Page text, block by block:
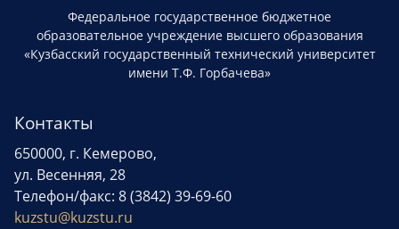
Федеральное государственное бюджетное
образовательное учреждение высшего образования
«Кузбасский государственный технический университет
имени Т.Ф. Горбачева»
Контакты
650000, г. Кемерово,
ул. Весенняя, 28
Телефон/факс: 8 (3842) 39-69-60
kuzstu@kuzstu.ru